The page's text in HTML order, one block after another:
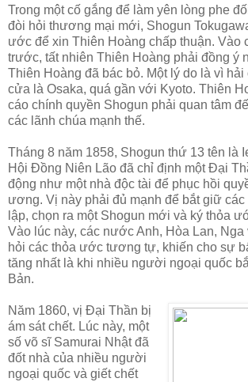
Trong một cố gắng để làm yên lòng phe
đòi hỏi thương mại mới, Shogun
ước để xin Thiên Hoàng chấp thuận. Vào
trước, tất nhiên Thiên Hoàng phải đồng ý
Thiên Hoàng đã bác bỏ. Một lý do là vì
cửa là Osaka, quá gần với Kyoto. Thiên
cáo chính quyền Shogun phải quan tâm
các lãnh chúa mạnh thế.
Tháng 8 năm 1858, Shogun thứ 13 tên là
Hội Đồng Niên Lão đã chỉ định một Đại
động như một nhà độc tài để phục hồi
ương. Vị này phải đủ mạnh để bắt giữ các
lập, chọn ra một Shogun mới và ký thỏa
Vào lúc này, các nước Anh, Hòa Lan, Nga
hỏi các thỏa ước tương tự, khiến cho sự
tăng nhất là khi nhiều người ngoại quốc
Bản.
Năm 1860, vị Đại Thần bị
ám sát chết. Lúc này, một
số võ sĩ Samurai Nhật đã
đốt nhà của nhiều người
ngoại quốc và giết chết